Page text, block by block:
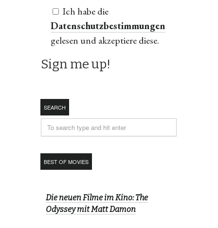
Ich habe die
Datenschutzbestimmungen
gelesen und akzeptiere diese.
SEARCH
BEST OF MOVIES
Die neuen Filme im Kino: The
Odyssey mit Matt Damon